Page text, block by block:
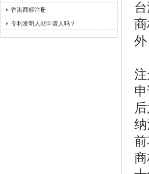
香港商标注册
专利发明人就申请人吗？
纳